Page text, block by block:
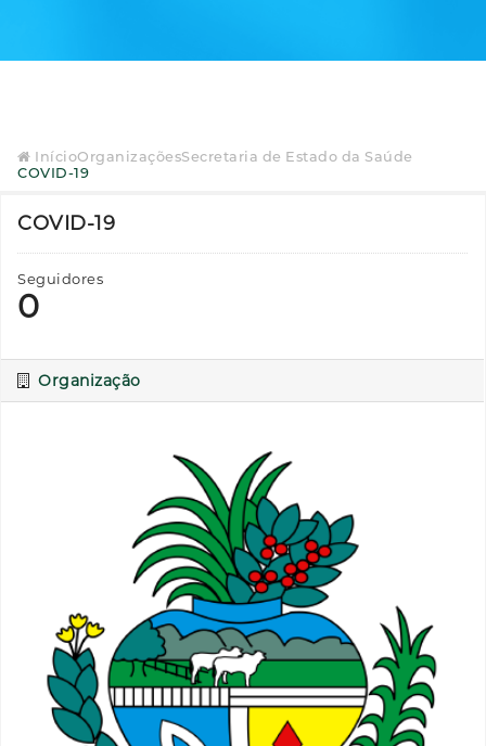
InícioOrganizaçõesSecretaria de Estado da Saúde
COVID-19
COVID-19
Seguidores
0
Organização